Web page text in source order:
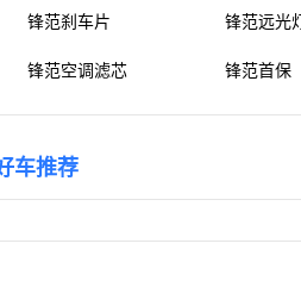
锋范刹车片 锋范远光灯
锋范空调滤芯 锋范首保
车推荐